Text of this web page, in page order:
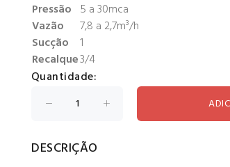
Pressão 5 a 30mca
Vazão
7,8 a 2,7m³/h
Sucção
1
Recalque3/4
Quantidade:
DESCRIÇÃO